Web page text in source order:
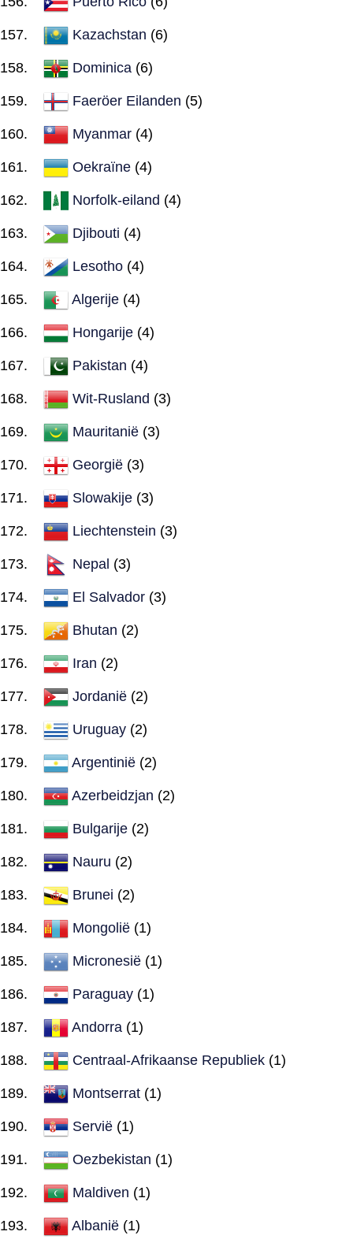
Kazachstan (6)
Dominica (6)
Faeröer Eilanden (5)
Myanmar (4)
Oekraïne (4)
Norfolk-eiland (4)
Djibouti (4)
Lesotho (4)
Algerije (4)
Hongarije (4)
Pakistan (4)
Wit-Rusland (3)
Mauritanië (3)
Georgië (3)
Slowakije (3)
Liechtenstein (3)
Nepal (3)
El Salvador (3)
Bhutan (2)
Iran (2)
Jordanië (2)
Uruguay (2)
Argentinië (2)
Azerbeidzjan (2)
Bulgarije (2)
Nauru (2)
Brunei (2)
Mongolië (1)
Micronesië (1)
Paraguay (1)
Andorra (1)
Centraal-Afrikaanse Republiek (1)
Montserrat (1)
Servië (1)
Oezbekistan (1)
Maldiven (1)
Albanië (1)